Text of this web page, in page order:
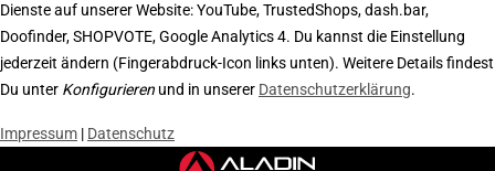
Dienste auf unserer Website: YouTube, TrustedShops, dash.bar,
Doofinder, SHOPVOTE, Google Analytics 4. Du kannst die Einstellung
jederzeit ändern (Fingerabdruck-Icon links unten). Weitere Details findest
Du unter Konfigurieren und in unserer Datenschutzerklärung.
Impressum | Datenschutz